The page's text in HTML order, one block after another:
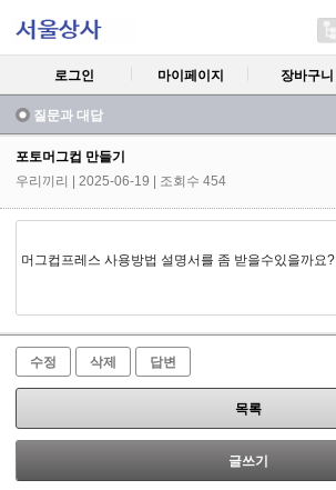
로그인 마이페이지 장바구니
질문과 대답
포토머그컵 만들기
우리끼리
| 2025-06-19 | 조회수 454
머그컵프레스 사용방법 설명서를 좀 받을수있을까요?
수정 삭제 답변
목록
글쓰기